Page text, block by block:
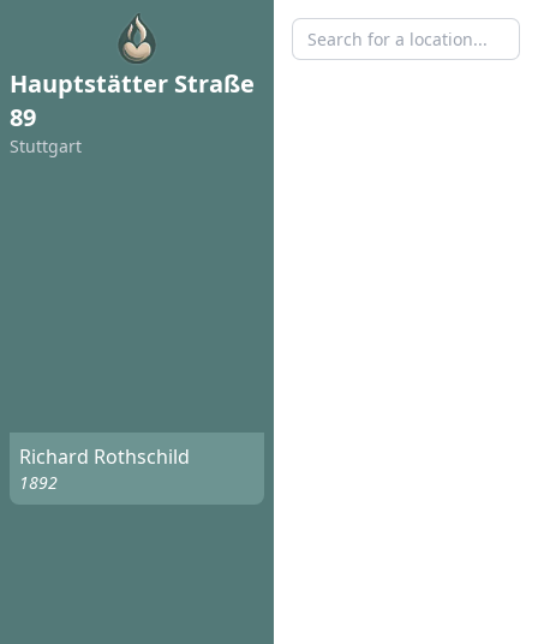
Hauptstätter Straße
89
Stuttgart
Richard Rothschild
1892